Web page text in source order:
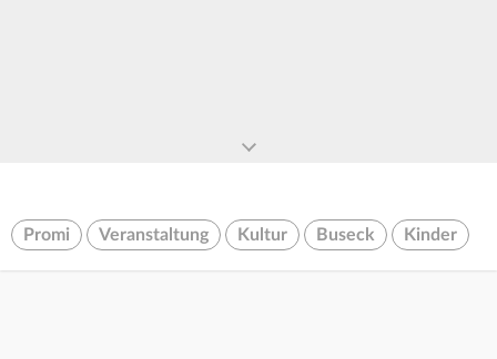
Promi Veranstaltung Kultur Buseck Kinder